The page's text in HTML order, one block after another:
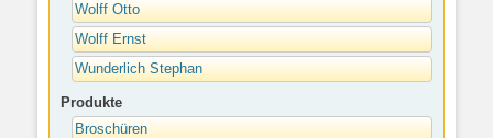
Wolff Otto
Wolff Ernst
Wunderlich Stephan
Produkte
Broschüren